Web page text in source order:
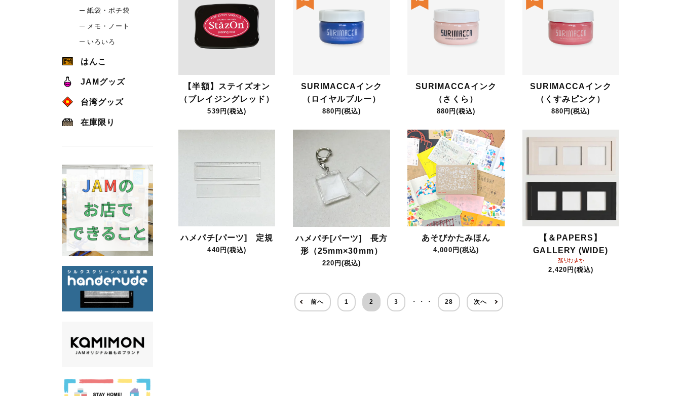
【半額】ステイズオン
（ブレイジングレッド）
539円(税込)
SURIMACCAインク
（ロイヤルブルー）
880円(税込)
SURIMACCAインク
（さくら）
880円(税込)
SURIMACCAインク
（くすみピンク）
880円(税込)
ハメパチ[パーツ] 定規
440円(税込)
ハメパチ[パーツ] 長方
形（25mm×30mm）
220円(税込)
あそびかたみほん
4,000円(税込)
【＆PAPERS】
GALLERY (WIDE)
2,420円(税込)
前へ 1 2 3 ・・・ 28 次へ
紙袋・ポチ袋
メモ・ノート
いろいろ
はんこ
JAMグッズ
台湾グッズ
在庫限り